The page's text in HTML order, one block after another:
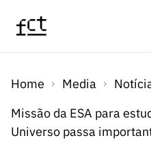
Programas
Concursos
Home Media
Missão da ESA para
Universo passa